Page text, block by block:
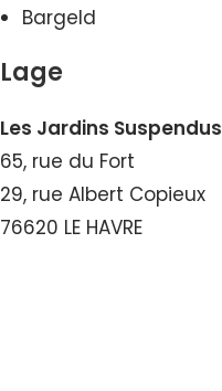
Bargeld
Lage
Les Jardins Suspendus
65, rue du Fort
29, rue Albert Copieux
76620 LE HAVRE